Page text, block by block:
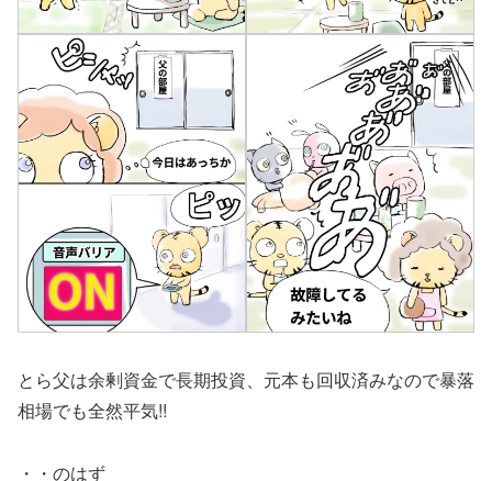
とら父は余剰資金で長期投資、元本も回収済みなので暴落
相場でも全然平気!!
・・のはず